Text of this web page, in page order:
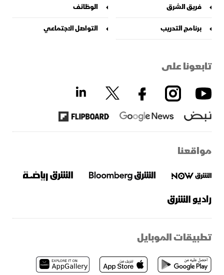
فريق الشرق
الوظائف
برنامج التدريب
التواصل الاجتماعي
تابعونا على
مواقعنا
تطبيقات الموبايل